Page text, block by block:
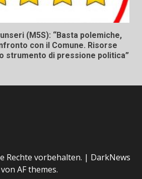
(M5S): “Basta polemiche,
con il Comune. Risorse
strumento di pressione politica”
Rechte vorbehalten. | DarkNews
von AF themes.